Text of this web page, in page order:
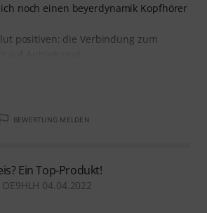
noch einen beyerdynamik Kopfhörer
positiven: die Verbindung zum
BEWERTUNG MELDEN
Ein Top-Produkt!
OE9HLH 04.04.2022